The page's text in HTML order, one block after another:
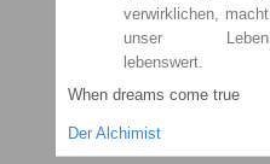
verwirklichen, macht
unser Leben
lebenswert.
When dreams come true
Der Alchimist